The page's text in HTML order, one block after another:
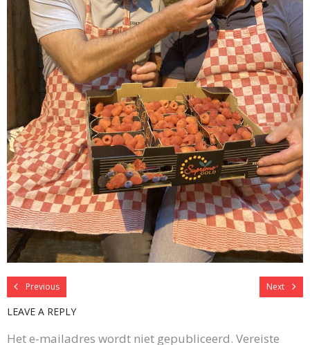
Previous Next
LEAVE A REPLY
Het e-mailadres wordt niet gepubliceerd. Vereiste